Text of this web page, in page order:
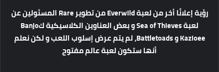
رؤية إعلانًا أخر من لعبة Everwild من تطوير Rare المسئولين عن
لعبة Sea of Thieves و بعض العناوين الكلاسيكية كBanjo
Kazioee و Battletoads، لم يتم عرض إسلوب اللعب و لكن نعلم
أنها ستكون لعبة عالم مفتوح